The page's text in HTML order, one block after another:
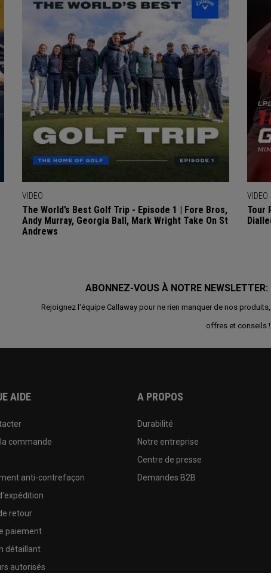
VIDEO
The World’s Best Golf Trip - Episode 1 | Fore Bros,
Andy Murray, Georgia Ball, Mark Wright Take On St
Andrews
VIDEO
Tour
ABONNEZ-VOUS À NOTRE NEWSLETTER:
Rejoignez l'équipe Callaway pour ne rien manquer de nos produits,
offres et conseils !
AIDE
commande
anti-contrefaçon
retour
paiement
détaillant
autorisés
A PROPOS
Durabilité
Notre entreprise
Centre de presse
Demandes B2B